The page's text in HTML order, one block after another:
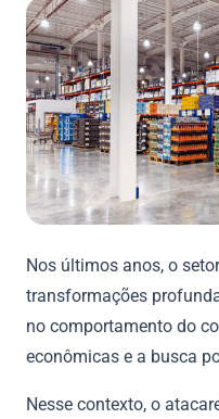
Nos últimos anos, o
transformações
no comportamento do
econômicas e a busca
Nesse contexto, o